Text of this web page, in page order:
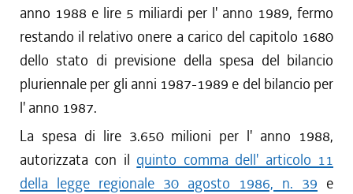
anno 1988 e lire 5 miliardi per l' anno 1989, fermo
restando il relativo onere a carico del capitolo 1680
dello stato di previsione della spesa del bilancio
pluriennale per gli anni 1987-1989 e del bilancio per
l' anno 1987.
La spesa di lire 3.650 milioni per l' anno 1988,
autorizzata con il quinto comma dell' articolo 11
della legge regionale 30 agosto 1986, n. 39 e